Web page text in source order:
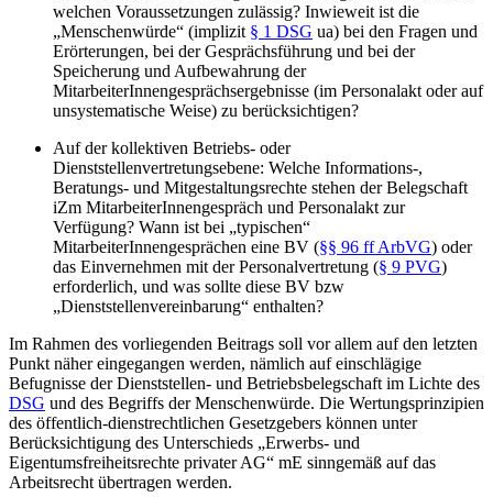
welchen Voraussetzungen zulässig? Inwieweit ist die
„Menschenwürde“ (implizit § 1 DSG ua) bei den Fragen und
Erörterungen, bei der Gesprächsführung und bei der
Speicherung und Aufbewahrung der
MitarbeiterInnengesprächsergebnisse (im Personalakt oder auf
unsystematische Weise) zu berücksichtigen?
Auf der kollektiven Betriebs- oder
Dienststellenvertretungsebene: Welche Informations-,
Beratungs- und Mitgestaltungsrechte stehen der Belegschaft
iZm MitarbeiterInnengespräch und Personalakt zur
Verfügung? Wann ist bei „typischen“
MitarbeiterInnengesprächen eine BV (§§ 96 ff ArbVG) oder
das Einvernehmen mit der Personalvertretung (§ 9 PVG)
erforderlich, und was sollte diese BV bzw
„Dienststellenvereinbarung“ enthalten?
Im Rahmen des vorliegenden Beitrags soll vor allem auf den letzten
Punkt näher eingegangen werden, nämlich auf einschlägige
Befugnisse der Dienststellen- und Betriebsbelegschaft im Lichte des
DSG und des Begriffs der Menschenwürde. Die Wertungsprinzipien
des öffentlich-dienstrechtlichen Gesetzgebers können unter
Berücksichtigung des Unterschieds „Erwerbs- und
Eigentumsfreiheitsrechte privater AG“ mE sinngemäß auf das
Arbeitsrecht übertragen werden.